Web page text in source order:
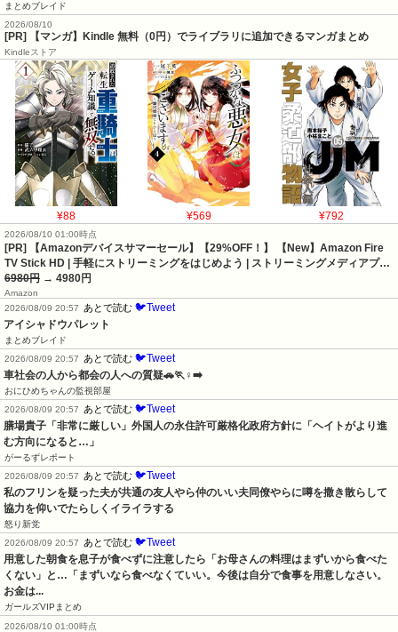
まとめブレイド
2026/08/10
[PR] 【マンガ】Kindle 無料（0円）でライブラリに追加できるマンガまとめ
Kindleストア
¥88 ¥569 ¥792
2026/08/10 01:00時点
[PR] 【Amazonデバイスサマーセール】【29%OFF！】 【New】Amazon Fire
TV Stick HD | 手軽にストリーミングをはじめよう | ストリーミングメディアプ…
6980円 → 4980円
Amazon
2026/08/09 20:57
あとで読む 🐦Tweet
アイシャドウパレット
まとめブレイド
2026/08/09 20:57
あとで読む 🐦Tweet
車社会の人から都会の人への質疑🚗🏃♀️➡️
おにひめちゃんの監視部屋
2026/08/09 20:57
あとで読む 🐦Tweet
膳場貴子「非常に厳しい」外国人の永住許可厳格化政府方針に「ヘイトがより進
む方向になると…」
がーるずレポート
2026/08/09 20:57
あとで読む 🐦Tweet
私のフリンを疑った夫が共通の友人やら仲のいい夫同僚やらに噂を撒き散らして
協力を仰いでたらしくイライラする
怒り新党
2026/08/09 20:57
あとで読む 🐦Tweet
用意した朝食を息子が食べずに注意したら「お母さんの料理はまずいから食べた
くない」と…「まずいなら食べなくていい。今後は自分で食事を用意しなさい。
お金は...
ガールズVIPまとめ
2026/08/10 01:00時点